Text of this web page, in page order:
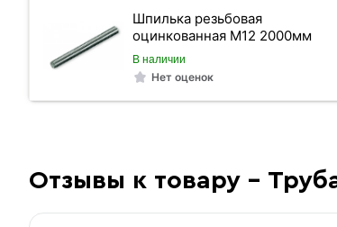
Шпилька резьбовая
оцинкованная М12 2000мм
В наличии
Нет оценок
Отзывы к товару -